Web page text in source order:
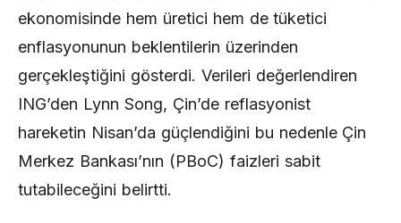
ekonomisinde hem üretici hem de tüketici
enflasyonunun beklentilerin üzerinden
gerçekleştiğini gösterdi. Verileri değerlendiren
ING’den Lynn Song, Çin’de reflasyonist
hareketin Nisan’da güçlendiğini bu nedenle Çin
Merkez Bankası’nın (PBoC) faizleri sabit
tutabileceğini belirtti.